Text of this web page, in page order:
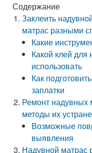
Содержание
Заклеить
матрас разными
Какие
Какой клей
использовать
Как
заплатки
Ремонт надувных
методы их
Возможные
выявления
Надувной матрас